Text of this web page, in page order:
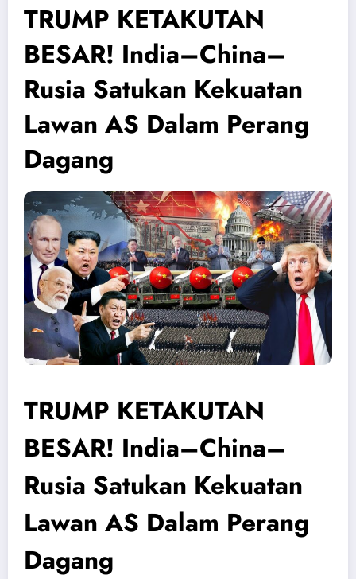
TRUMP KETAKUTAN
BESAR! India–China–
Rusia Satukan Kekuatan
Lawan AS Dalam Perang
Dagang
TRUMP KETAKUTAN
BESAR! India–China–
Rusia Satukan Kekuatan
Lawan AS Dalam Perang
Dagang